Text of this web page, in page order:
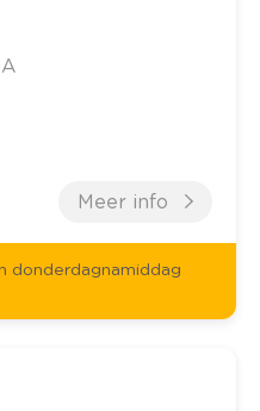
Meer info
donderdagnamiddag